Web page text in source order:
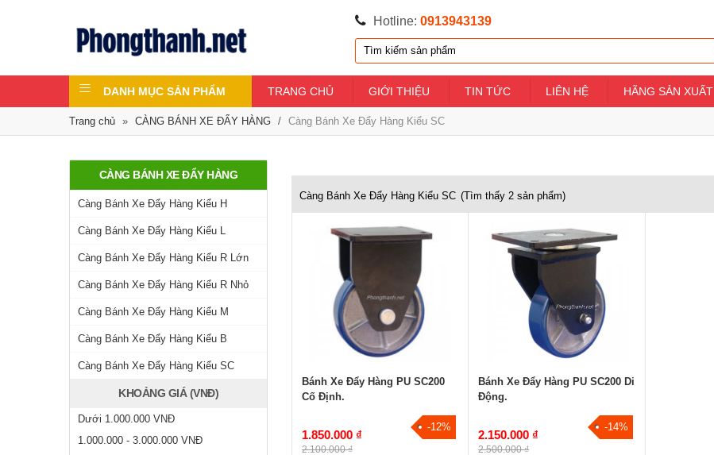
Hotline: 0913943139
DANH MỤC SẢN PHẨM TRANG CHỦ GIỚI THIỆU TIN TỨC LIÊN HỆ HÃNG SẢN XUẤT
Trang chủ » CÀNG BÁNH XE ĐẨY HÀNG / Càng Bánh Xe Đẩy Hàng Kiểu SC
Càng Bánh Xe Đẩy Hàng Kiểu SC (Tìm thấy 2 sản phẩm)
Bánh Xe Đẩy Hàng PU SC200
Cố Định.
1.850.000 ₫
2.100.000 ₫
-12%
Bánh Xe Đẩy Hàng PU SC200 Di
Động.
2.150.000 ₫
2.500.000 ₫
-14%
CÀNG BÁNH XE ĐẨY HÀNG
Càng Bánh Xe Đẩy Hàng Kiểu H
Càng Bánh Xe Đẩy Hàng Kiểu L
Càng Bánh Xe Đẩy Hàng Kiểu R Lớn
Càng Bánh Xe Đẩy Hàng Kiểu R Nhỏ
Càng Bánh Xe Đẩy Hàng Kiểu M
Càng Bánh Xe Đẩy Hàng Kiểu B
Càng Bánh Xe Đẩy Hàng Kiểu SC
KHOẢNG GIÁ (VNĐ)
Dưới 1.000.000 VNĐ
1.000.000 - 3.000.000 VNĐ